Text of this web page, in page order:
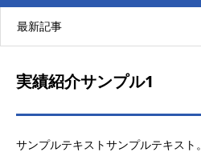
最新記事
実績紹介サンプル1
サンプルテキストサンプルテキスト。